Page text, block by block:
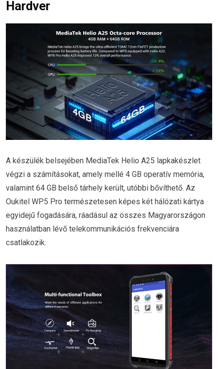
Hardver
A készülék belsejében MediaTek Helio A25 lapkakészlet
végzi a számításokat, amely mellé 4 GB operatív memória,
valamint 64 GB belső tárhely került, utóbbi bővíthető. Az
Oukitel WP5 Pro természetesen képes két hálózati kártya
egyidejű fogadására, ráadásul az összes Magyarországon
használatban lévő telekommunikációs frekvenciára
csatlakozik.